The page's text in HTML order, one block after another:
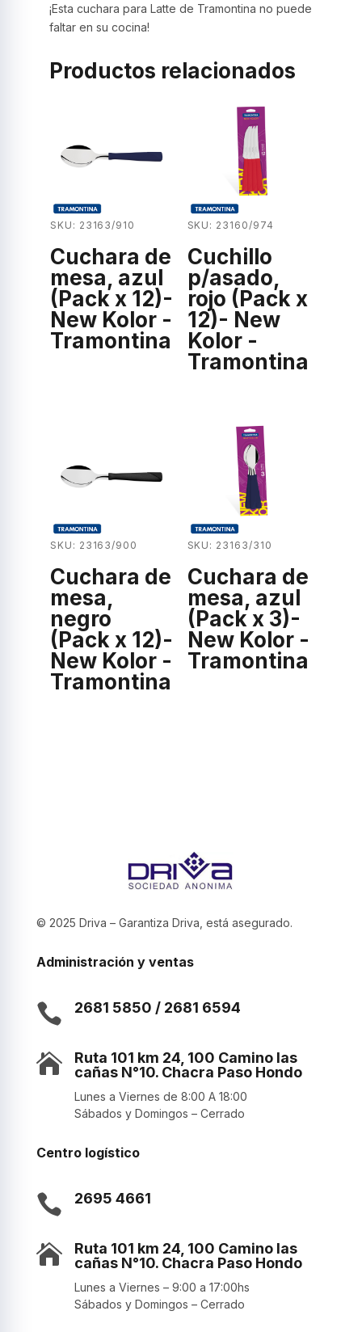
¡Esta cuchara para Latte de Tramontina no puede
faltar en su cocina!
Productos relacionados
SKU: 23163/910
Cuchara de
mesa, azul
(Pack x 12)-
New Kolor -
Tramontina
SKU: 23160/974
Cuchillo
p/asado,
rojo (Pack x
12)- New
Kolor -
Tramontina
SKU: 23163/900
Cuchara de
mesa,
negro
(Pack x 12)-
New Kolor -
Tramontina
SKU: 23163/310
Cuchara de
mesa, azul
(Pack x 3)-
New Kolor -
Tramontina
© 2025 Driva – Garantiza Driva, está asegurado.
Administración y ventas
 2681 5850 / 2681 6594

Ruta 101 km 24, 100 Camino las
cañas N°10. Chacra Paso Hondo
Lunes a Viernes de 8:00 A 18:00
Sábados y Domingos – Cerrado
Centro logístico
 2695 4661

Ruta 101 km 24, 100 Camino las
cañas N°10. Chacra Paso Hondo
Lunes a Viernes – 9:00 a 17:00hs
Sábados y Domingos – Cerrado